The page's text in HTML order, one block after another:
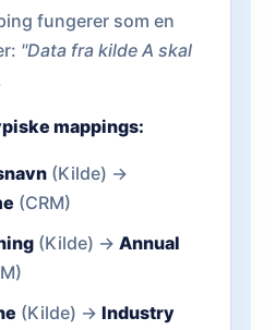
fungerer som en
"Data fra kilde A skal
mappings:
(Kilde) →
(CRM)
(Kilde) → Annual
(Kilde) → Industry